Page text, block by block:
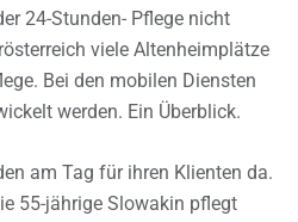
24-Stunden- Pflege nicht
viele Altenheimplätze
Bei den mobilen Diensten
werden. Ein Überblick.
am Tag für ihren Klienten da.
55-jährige Slowakin pflegt